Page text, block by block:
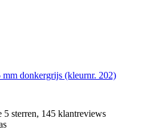
donkergrijs (kleurnr. 202)
5 sterren, 145 klantreviews